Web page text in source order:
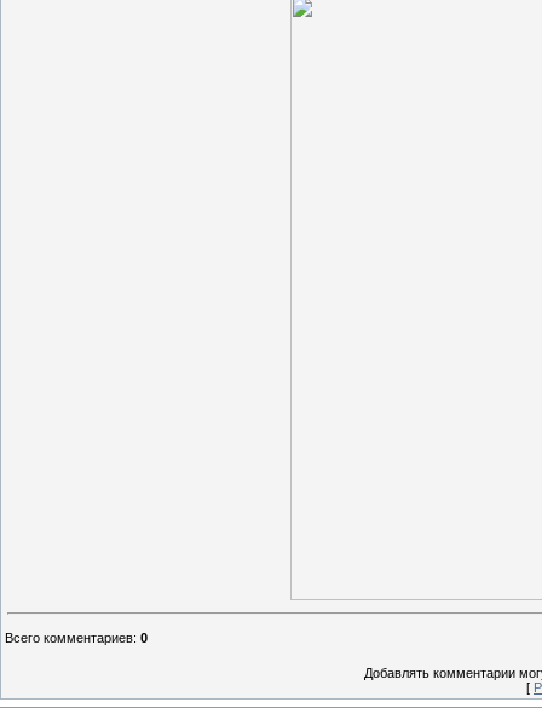
Всего комментариев: 0
Добавлять комментарии
[